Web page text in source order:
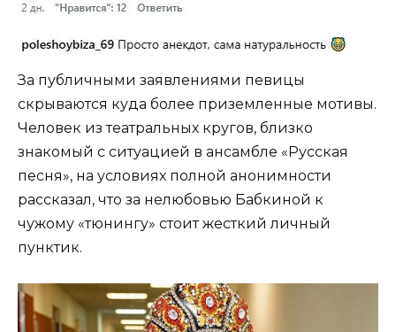
За публичными заявлениями певицы
скрываются куда более приземленные мотивы.
Человек из театральных кругов, близко
знакомый с ситуацией в ансамбле «Русская
песня», на условиях полной анонимности
рассказал, что за нелюбовью Бабкиной к
чужому «тюнингу» стоит жесткий личный
пунктик.